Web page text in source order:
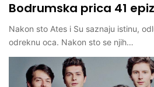
Bodrumska prica 41
Nakon sto Ates i Su saznaju istinu,
odreknu oca. Nakon sto se njih…